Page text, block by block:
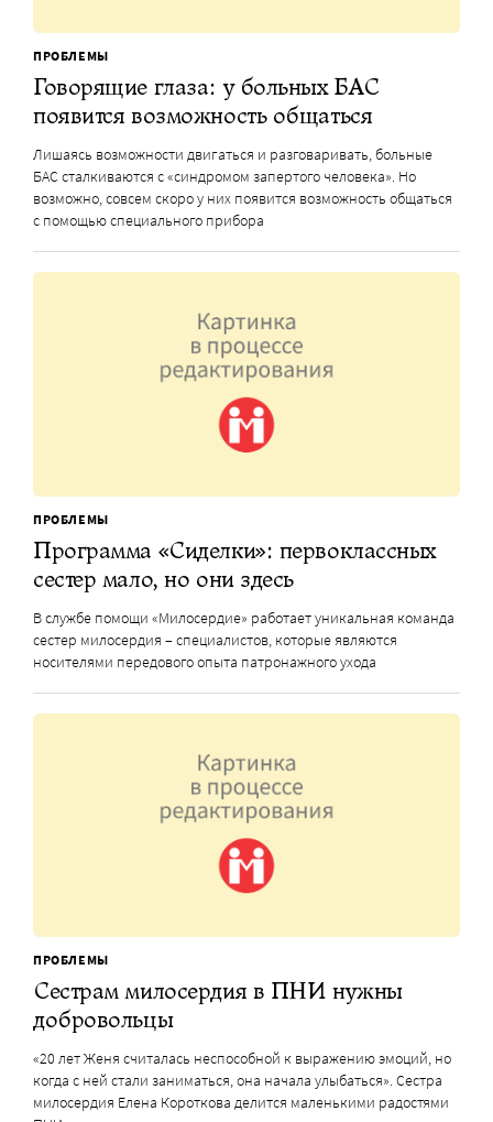
ПРОБЛЕМЫ
Говорящие глаза: у больных БАС
появится возможность общаться
Лишаясь возможности двигаться и разговаривать, больные
БАС сталкиваются с «синдромом запертого человека». Но
возможно, совсем скоро у них появится возможность общаться
с помощью специального прибора
ПРОБЛЕМЫ
Программа «Сиделки»: первоклассных
сестер мало, но они здесь
В службе помощи «Милосердие» работает уникальная команда
сестер милосердия – специалистов, которые являются
носителями передового опыта патронажного ухода
ПРОБЛЕМЫ
Сестрам милосердия в ПНИ нужны
добровольцы
«20 лет Женя считалась неспособной к выражению эмоций, но
когда с ней стали заниматься, она начала улыбаться». Сестра
милосердия Елена Короткова делится маленькими радостями